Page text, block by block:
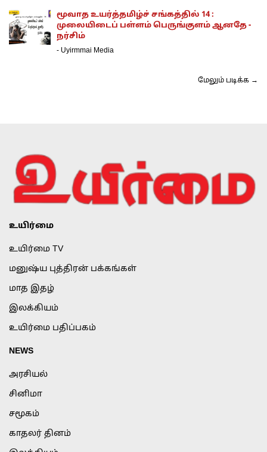
மூவாத உயர்த்தமிழ்ச் சங்கத்தில் 14 :
முலையிடைப் பள்ளம் பெருங்குளம் ஆனதே -
நர்சிம்
- Uyirmmai Media
மேலும் படிக்க →
உயிர்மை
உயிர்மை TV
மனுஷ்ய புத்திரன் பக்கங்கள்
மாத இதழ்
இலக்கியம்
உயிர்மை பதிப்பகம்
NEWS
அரசியல்
சினிமா
சமூகம்
காதலர் தினம்